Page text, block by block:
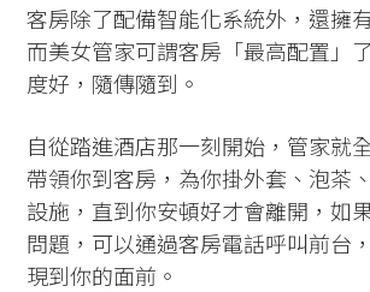
客房除了配備智能化系統外，還擁
而美女管家可謂客房「最高配置」
度好，隨傳隨到。
自從踏進酒店那一刻開始，管家就
帶領你到客房，為你掛外套、泡茶
設施，直到你安頓好才會離開，如
問題，可以通過客房電話呼叫前台
現到你的面前。